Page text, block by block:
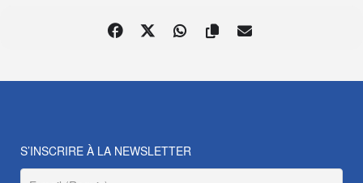
S’INSCRIRE À LA NEWSLETTER